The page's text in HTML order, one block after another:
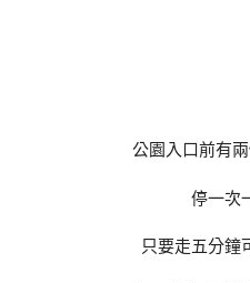
公園入口前有
停一次
只要走五分鐘